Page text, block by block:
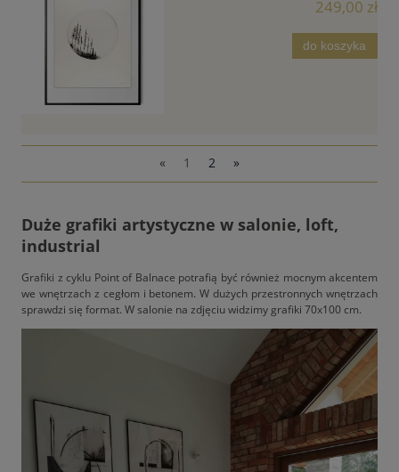
249,00 zł
do koszyka
« 1 2 »
Duże grafiki artystyczne w salonie, loft,
industrial
Grafiki z cyklu Point of Balnace potrafią być również mocnym akcentem
we wnętrzach z cegłom i betonem. W dużych przestronnych wnętrzach
sprawdzi się format. W salonie na zdjęciu widzimy grafiki 70x100 cm.